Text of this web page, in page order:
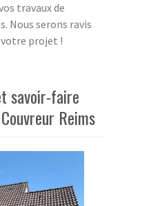
travaux de
Nous serons ravis
votre projet !
savoir-faire
Reims